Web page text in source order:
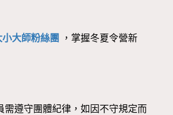
小大師粉絲團
，掌握冬夏令營新
需遵守團體紀律，如因不守規定而